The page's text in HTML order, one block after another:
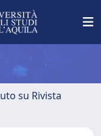
su Rivista